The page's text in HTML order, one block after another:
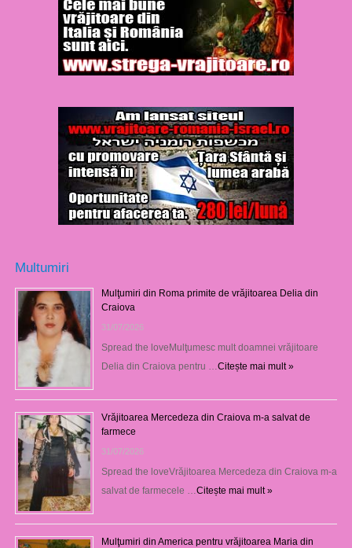
Multumiri
Mulţumiri din Roma primite de vrăjitoarea Delia din
Craiova
31/07/2026
Spread the loveMulţumesc mult doamnei vrăjitoare
Delia din Craiova pentru …Citește mai mult »
Vrăjitoarea Mercedeza din Craiova m-a salvat de
farmece
31/07/2026
Spread the loveVrăjitoarea Mercedeza din Craiova m-a
salvat de farmecele …Citește mai mult »
Mulţumiri din America pentru vrăjitoarea Maria din